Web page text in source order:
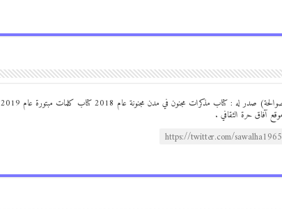
من مواليد ديرعلا ( الصوالحة) صدر له : كتاب مذكرات مجنون في مدن مجنونة عام 2018 كتاب كلمات مبتورة عام 2019
آفاق حرة الثقافي .